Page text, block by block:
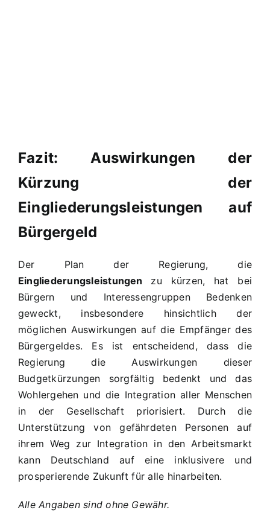
Fazit: Auswirkungen der
Kürzung der
Eingliederungsleistungen auf
Bürgergeld
Der Plan der Regierung, die
Eingliederungsleistungen zu kürzen, hat bei
Bürgern und Interessengruppen Bedenken
geweckt, insbesondere hinsichtlich der
möglichen Auswirkungen auf die Empfänger des
Bürgergeldes. Es ist entscheidend, dass die
Regierung die Auswirkungen dieser
Budgetkürzungen sorgfältig bedenkt und das
Wohlergehen und die Integration aller Menschen
in der Gesellschaft priorisiert. Durch die
Unterstützung von gefährdeten Personen auf
ihrem Weg zur Integration in den Arbeitsmarkt
kann Deutschland auf eine inklusivere und
prosperierende Zukunft für alle hinarbeiten.
Alle Angaben sind ohne Gewähr.